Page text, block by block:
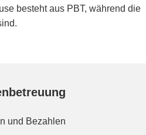
besteht aus PBT, während die
und Bezahlen